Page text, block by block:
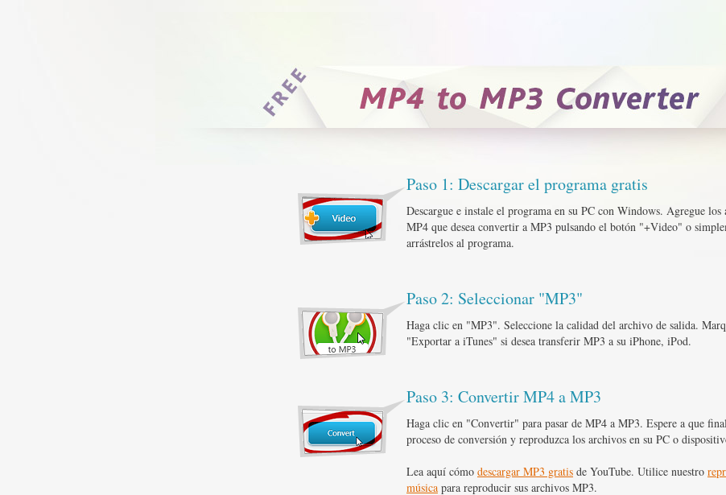
Paso 1: Descargar el programa gratis
Descargue e instale el programa en su PC con Windows. Agregue los
MP4 que desea convertir a MP3 pulsando el botón "+Video" o
arrástrelos al programa.
Paso 2: Seleccionar "MP3"
Haga clic en "MP3". Seleccione la calidad del archivo de salida.
"Exportar a iTunes" si desea transferir MP3 a su iPhone, iPod.
Paso 3: Convertir MP4 a MP3
Haga clic en "Convertir" para pasar de MP4 a MP3. Espere a que
proceso de conversión y reproduzca los archivos en su PC o
Lea aquí cómo descargar MP3 gratis de YouTube. Utilice nuestro
música para reproducir sus archivos MP3.